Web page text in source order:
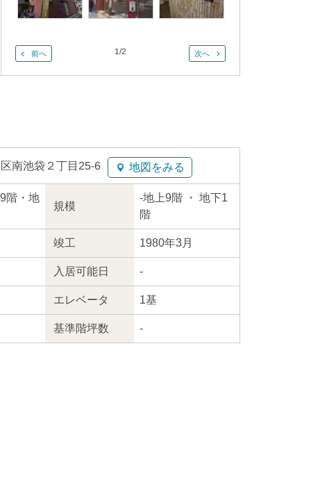
前へ 1/2 次へ
南池袋２丁目25-6 地図をみる
階・地
規模
-地上9階 ・ 地下1
階
竣工 1980年3月
入居可能日 -
エレベータ 1基
基準階坪数 -